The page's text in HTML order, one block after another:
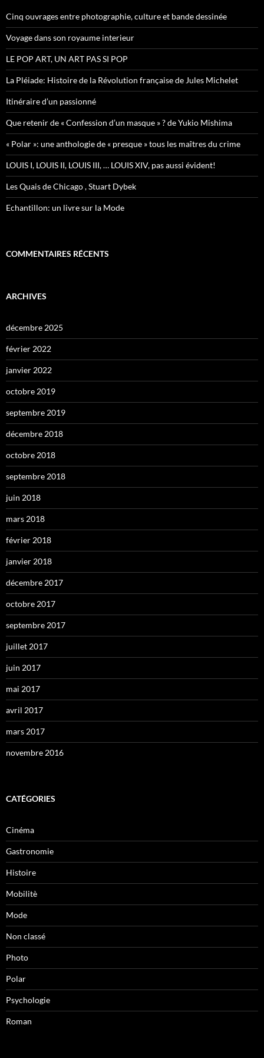
h
e
r
:
Cinq ouvrages entre photographie, culture et bande dessinée
Voyage dans son royaume interieur
LE POP ART, UN ART PAS SI POP
La Pléiade: Histoire de la Révolution française de Jules Michelet
Itinéraire d’un passionné
Que retenir de « Confession d’un masque » ? de Yukio Mishima
« Polar »: une anthologie de « presque » tous les maîtres du crime
LOUIS I, LOUIS II, LOUIS III, … LOUIS XIV, pas aussi évident!
Les Quais de Chicago , Stuart Dybek
Echantillon: un livre sur la Mode
COMMENTAIRES RÉCENTS
ARCHIVES
décembre 2025
février 2022
janvier 2022
octobre 2019
septembre 2019
décembre 2018
octobre 2018
septembre 2018
juin 2018
mars 2018
février 2018
janvier 2018
décembre 2017
octobre 2017
septembre 2017
juillet 2017
juin 2017
mai 2017
avril 2017
mars 2017
novembre 2016
CATÉGORIES
Cinéma
Gastronomie
Histoire
Mobilitè
Mode
Non classé
Photo
Polar
Psychologie
Roman